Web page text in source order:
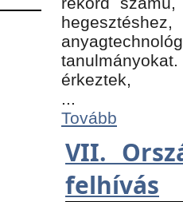
érkeztek,
...
Tovább
VII.
felhívás